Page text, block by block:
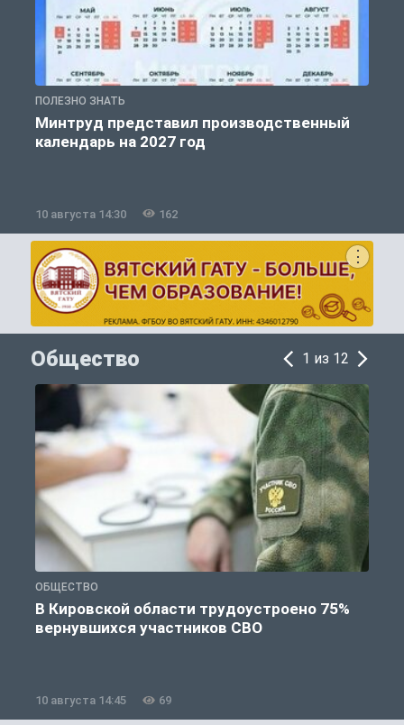
ПОЛЕЗНО ЗНАТЬ
Минтруд представил производственный
календарь на 2027 год
10 августа 14:30 162
Общество 1 из 12
ОБЩЕСТВО
В Кировской области трудоустроено 75%
вернувшихся участников СВО
10 августа 14:45 69